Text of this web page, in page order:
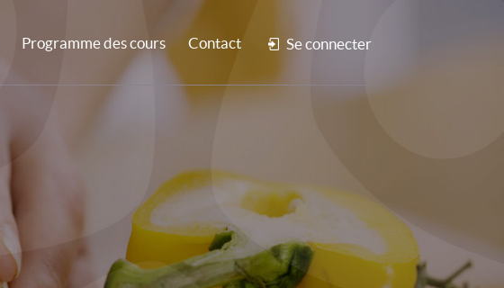
Programme des cours Contact Se connecter